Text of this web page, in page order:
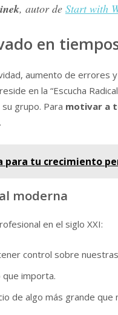
, autor de Start with
en
aumento de errores y
en la “Escucha
grupo. Para motivar a
para tu crecimiento
moderna
en el siglo XXI:
control sobre
importa.
de algo más grande